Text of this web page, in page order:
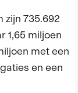
zijn 735.692
1,65 miljoen
met een
en een